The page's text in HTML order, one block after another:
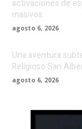
activaciones de
masivos
agosto 6, 2026
Una aventura
Religioso San
agosto 6, 2026